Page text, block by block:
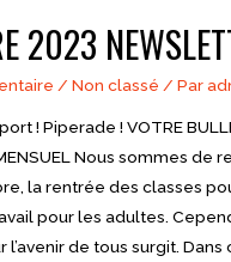
2023
/Non classé / Par
! Piperade ! VOTRE
Nous sommes de
la rentrée des classes
pour les adultes.
de tous surgit. Dans